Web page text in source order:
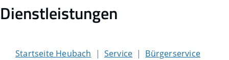
Dienstleistungen
Startseite Heubach Service
Bürgerservice